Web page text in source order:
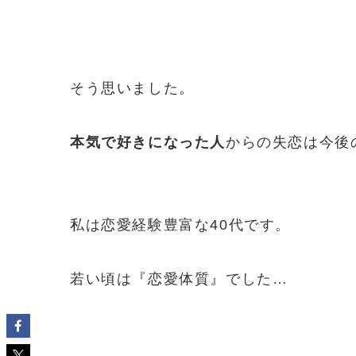
そう思いました。
本気で好きになった人 からの失恋は今後
私は恋愛経験豊富な40代です。
若い頃は『恋愛体質』でした…